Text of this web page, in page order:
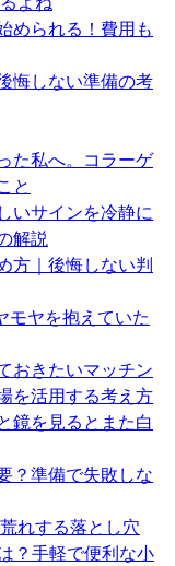
められる！費用も
悔しない準備の考
た私へ。コラーゲ
と
いサインを冷静に
解説
方｜後悔しない判
ヤを抱えていた
おきたいマッチン
を活用する考え方
鏡を見るとまた白
？準備で失敗しな
れする落とし穴
？手軽で便利な小